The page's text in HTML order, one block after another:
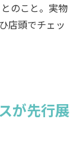
のこと。実物
店頭でチェッ
が先行展